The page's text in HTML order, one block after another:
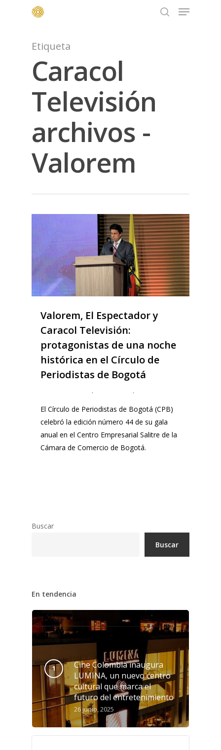
Menu
Etiqueta
Caracol
Televisión
archivos -
Valorem
Valorem, El Espectador y
Caracol Televisión:
protagonistas de una noche
histórica en el Círculo de
Periodistas de Bogotá
, ,
El Círculo de Periodistas de Bogotá (CPB)
celebró la edición número 44 de su gala
anual en el Centro Empresarial Salitre de la
Cámara de Comercio de Bogotá.
Buscar
Buscar
En tendencia
Cine Colombia inaugura
LUMINA, un nuevo centro
cultural que marca el
futuro del entretenimiento
26 junio, 2025